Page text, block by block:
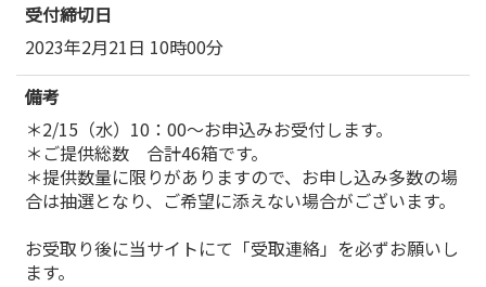
受付締切日
2023年2月21日 10時00分
備考
＊2/15（水）10：00～お申込みお受付します。
＊ご提供総数 合計46箱です。
＊提供数量に限りがありますので、お申し込み多数の場
合は抽選となり、ご希望に添えない場合がございます。
お受取り後に当サイトにて「受取連絡」を必ずお願いし
ます。